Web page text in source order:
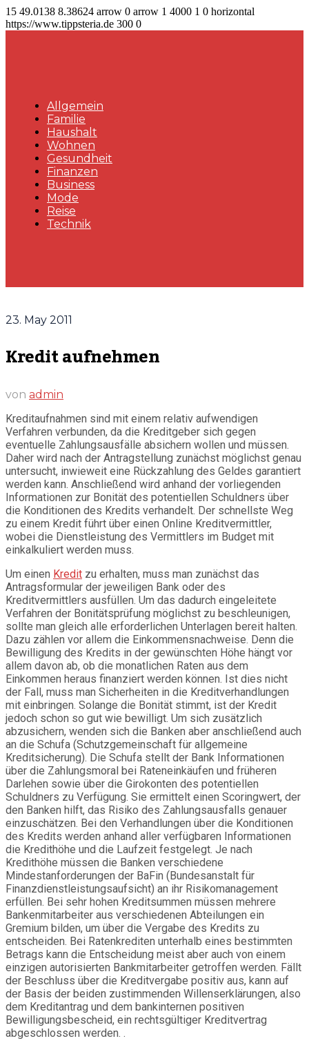
15 49.0138 8.38624 arrow 0 arrow 1 4000 1 0 horizontal
https://www.tippsteria.de 300 0
Allgemein
Familie
Haushalt
Wohnen
Gesundheit
Finanzen
Business
Mode
Reise
Technik
23. May 2011
Kredit aufnehmen
von admin
Kreditaufnahmen sind mit einem relativ aufwendigen
Verfahren verbunden, da die Kreditgeber sich gegen
eventuelle Zahlungsausfälle absichern wollen und müssen.
Daher wird nach der Antragstellung zunächst möglichst genau
untersucht, inwieweit eine Rückzahlung des Geldes garantiert
werden kann. Anschließend wird anhand der vorliegenden
Informationen zur Bonität des potentiellen Schuldners über
die Konditionen des Kredits verhandelt. Der schnellste Weg
zu einem Kredit führt über einen Online Kreditvermittler,
wobei die Dienstleistung des Vermittlers im Budget mit
einkalkuliert werden muss.
Um einen Kredit zu erhalten, muss man zunächst das
Antragsformular der jeweiligen Bank oder des
Kreditvermittlers ausfüllen. Um das dadurch eingeleitete
Verfahren der Bonitätsprüfung möglichst zu beschleunigen,
sollte man gleich alle erforderlichen Unterlagen bereit halten.
Dazu zählen vor allem die Einkommensnachweise. Denn die
Bewilligung des Kredits in der gewünschten Höhe hängt vor
allem davon ab, ob die monatlichen Raten aus dem
Einkommen heraus finanziert werden können. Ist dies nicht
der Fall, muss man Sicherheiten in die Kreditverhandlungen
mit einbringen. Solange die Bonität stimmt, ist der Kredit
jedoch schon so gut wie bewilligt. Um sich zusätzlich
abzusichern, wenden sich die Banken aber anschließend auch
an die Schufa (Schutzgemeinschaft für allgemeine
Kreditsicherung). Die Schufa stellt der Bank Informationen
über die Zahlungsmoral bei Rateneinkäufen und früheren
Darlehen sowie über die Girokonten des potentiellen
Schuldners zu Verfügung. Sie ermittelt einen Scoringwert, der
den Banken hilft, das Risiko des Zahlungsausfalls genauer
einzuschätzen. Bei den Verhandlungen über die Konditionen
des Kredits werden anhand aller verfügbaren Informationen
die Kredithöhe und die Laufzeit festgelegt. Je nach
Kredithöhe müssen die Banken verschiedene
Mindestanforderungen der BaFin (Bundesanstalt für
Finanzdienstleistungsaufsicht) an ihr Risikomanagement
erfüllen. Bei sehr hohen Kreditsummen müssen mehrere
Bankenmitarbeiter aus verschiedenen Abteilungen ein
Gremium bilden, um über die Vergabe des Kredits zu
entscheiden. Bei Ratenkrediten unterhalb eines bestimmten
Betrags kann die Entscheidung meist aber auch von einem
einzigen autorisierten Bankmitarbeiter getroffen werden. Fällt
der Beschluss über die Kreditvergabe positiv aus, kann auf
der Basis der beiden zustimmenden Willenserklärungen, also
dem Kreditantrag und dem bankinternen positiven
Bewilligungsbescheid, ein rechtsgültiger Kreditvertrag
abgeschlossen werden. .